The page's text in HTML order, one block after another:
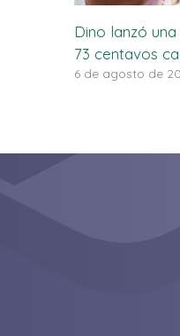
Dino lanzó
73 centavos
6 de agosto de